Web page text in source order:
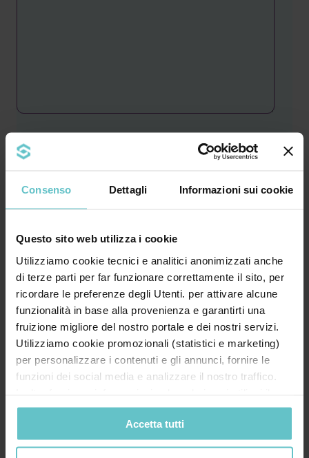
Consenso Dettagli Informazioni sui cookie
Questo sito web utilizza i cookie
Utilizziamo cookie tecnici e analitici anonimizzati anche
di terze parti per far funzionare correttamente il sito, per
ricordare le preferenze degli Utenti. per attivare alcune
funzionalità in base alla provenienza e garantirti una
fruizione migliore del nostro portale e dei nostri servizi.
Utilizziamo cookie promozionali (statistici e marketing)
per personalizzare i contenuti e gli annunci, fornire le
funzioni dei social media e analizzare il nostro traffico.
nostro sito ai nostri partner che si occupano di analisi dei
dati web, pubblicità e social media, i quali potrebbero
combinarle con altre informazioni che hai fornito loro o
Accetta tutti
* Acconsento al trattamento dei miei dati
informativa
Desidero inoltre ricevere la Newsletter di
Agevola Srl sulla finanza agevolata e acconsento
al trattamento secondo quanto specificato
nell'
Informativa privacy